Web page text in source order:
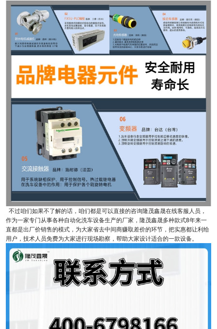
不过咱们如果不了解的话，咱们都是可以直接的咨询隆茂鑫晟在线客服人员，
作为一家专门从事各种自动化洗车设备生产的厂家，隆茂鑫晟多种款式8年来一
直都是出厂价销售的模式，为大家省去中间商赚取差价的环节，把实惠都让利给
用户，技术人员免费为大家进行现场勘察，帮助大家设计适合的一款设备。